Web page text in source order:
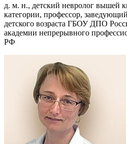
д. м. н., детский невролог вышей
категории, профессор,
детского возраста ГБОУ ДПО
академии непрерывного
РФ